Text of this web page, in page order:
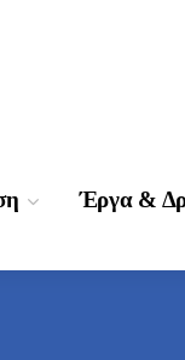
Έργα &